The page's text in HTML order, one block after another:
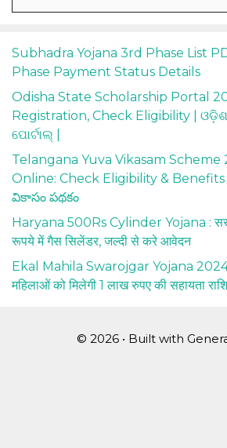
Subhadra Yojana 3rd Phase List
Phase Payment Status Details
Odisha State Scholarship Portal
Registration, Check Eligibility |
ପୋର୍ଟାଲ୍ |
Telangana Yuva Vikasam
Online: Check Eligibility &
వికాసం పథకం
Haryana 500Rs Cylinder Yojana :
रूपये में गैस सिलेंडर, जल्दी से करे आवेदन
Ekal Mahila Swarojgar Yojana 2024 :
महिलाओं को मिलेगी 1 लाख रुपए की सहायता
© 2026 • Built with